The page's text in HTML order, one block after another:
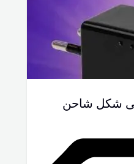
على شكل شاحن